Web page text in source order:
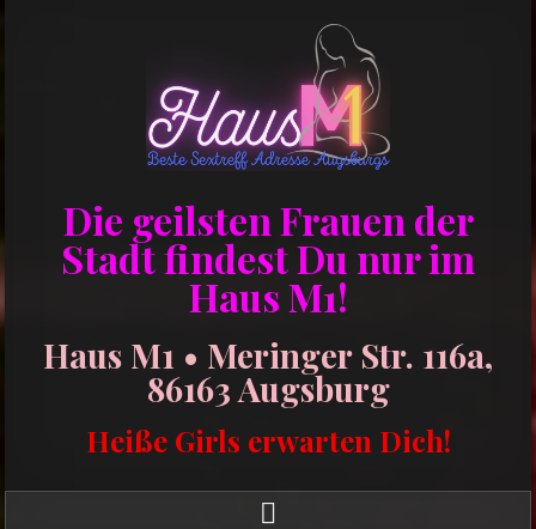
Die geilsten Frauen der
Stadt findest Du nur im
Haus M1!
Haus M1 • Meringer Str. 116a,
86163 Augsburg
Heiße Girls erwarten Dich!